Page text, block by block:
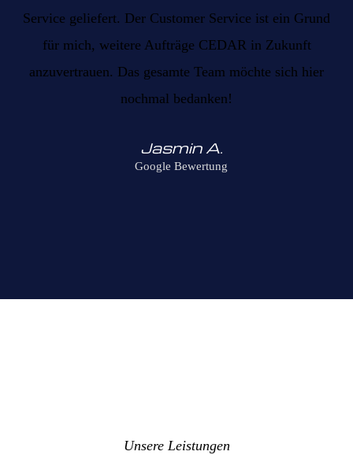
Service geliefert. Der Customer Service ist ein Grund
für mich, weitere Aufträge CEDAR in Zukunft
anzuvertrauen. Das gesamte Team möchte sich hier
nochmal bedanken!
Jasmin A.
Google Bewertung
Unsere Leistungen